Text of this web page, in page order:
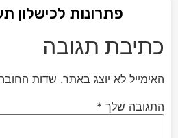
פתרונות
כתיבת תגובה
האימייל לא יוצג באתר. שדות
התגובה שלך *